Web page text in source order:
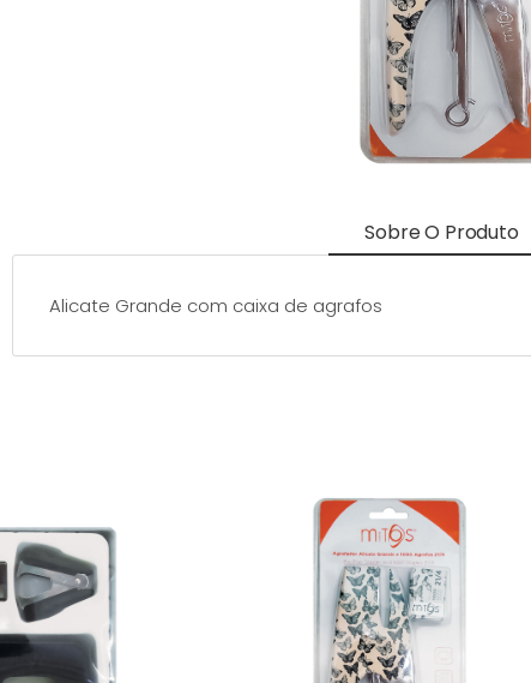
Sobre O Produto
Alicate Grande com caixa de agrafos